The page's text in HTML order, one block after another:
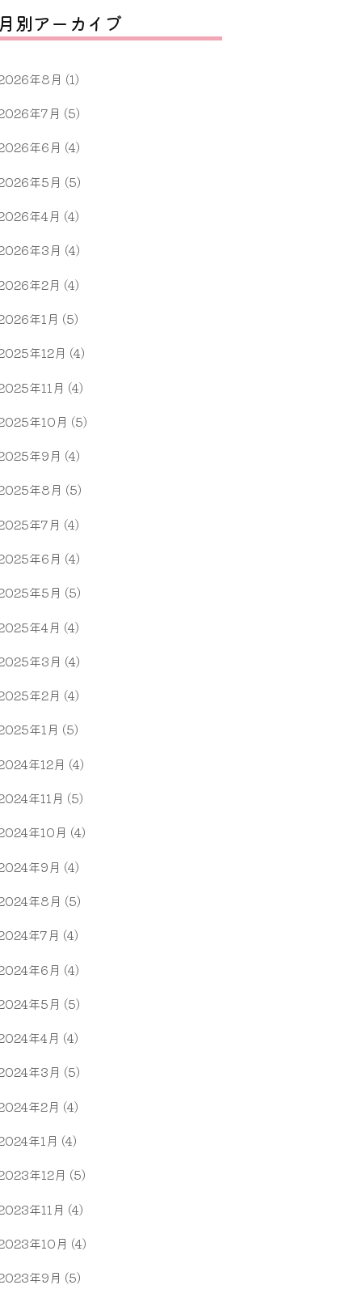
月別アーカイブ
年8月 (1)
年7月 (5)
年6月 (4)
年5月 (5)
年4月 (4)
年3月 (4)
年2月 (4)
年1月 (5)
年12月 (4)
年11月 (4)
年10月 (5)
年9月 (4)
年8月 (5)
年7月 (4)
年6月 (4)
年5月 (5)
年4月 (4)
年3月 (4)
年2月 (4)
年1月 (5)
年12月 (4)
年11月 (5)
年10月 (4)
年9月 (4)
年8月 (5)
年7月 (4)
年6月 (4)
年5月 (5)
年4月 (4)
年3月 (5)
年2月 (4)
年1月 (4)
年12月 (5)
年11月 (4)
年10月 (4)
年9月 (5)